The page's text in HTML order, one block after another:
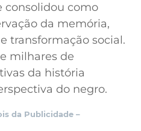
consolidou como
da memória,
transformação social.
milhares de
da história
do negro.
da Publicidade –